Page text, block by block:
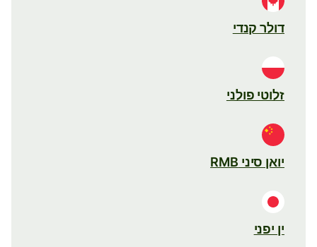
דולר קנדי
זלוטי פולני
יואן סיני RMB
ין יפני